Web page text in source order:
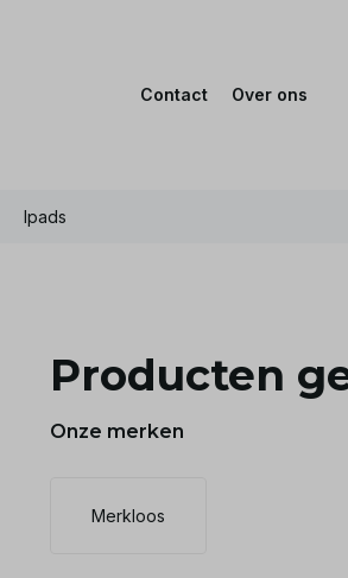
Contact Over ons
Ipads
Producten
Onze merken
Merkloos